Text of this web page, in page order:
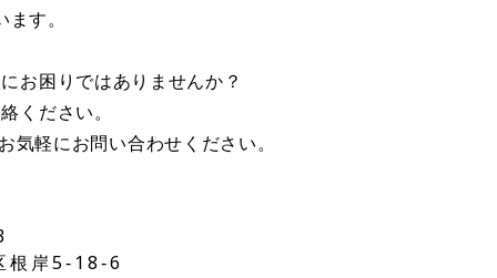
す。
お困りではありませんか？
ください。
軽にお問い合わせください。
根岸5‐18‐6